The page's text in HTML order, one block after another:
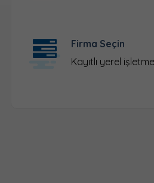
Firma Seçin
Kayıtlı yerel